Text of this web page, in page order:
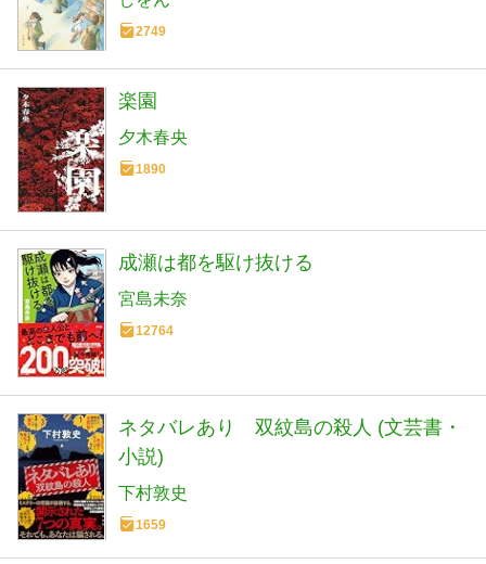
2749
楽園
夕木春央
1890
成瀬は都を駆け抜ける
宮島未奈
12764
ネタバレあり 双紋島の殺人 (文芸書・
小説)
下村敦史
1659